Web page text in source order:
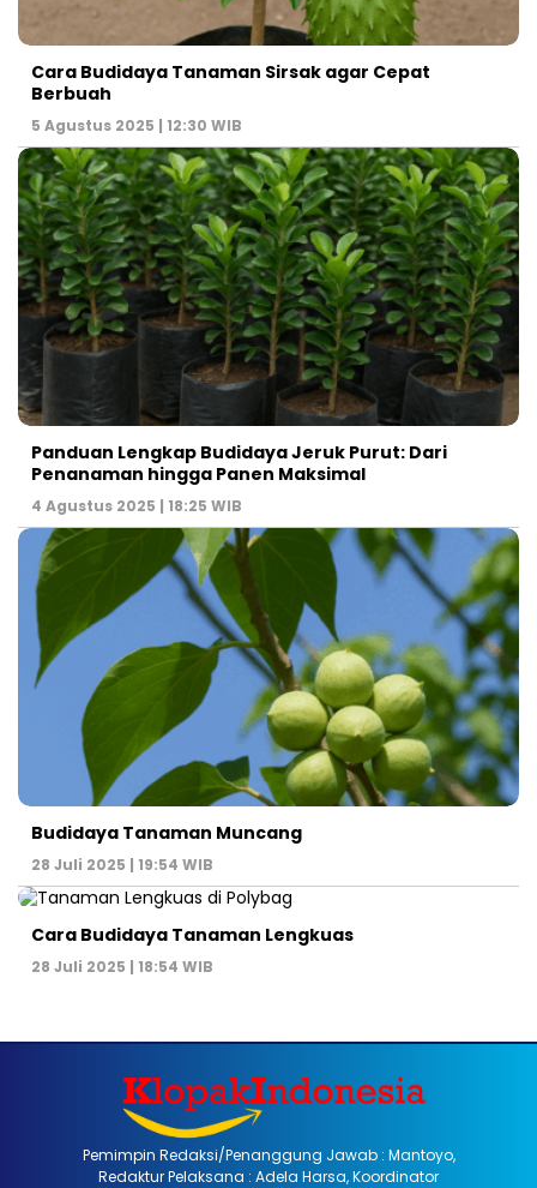
Cara Budidaya Tanaman Sirsak agar Cepat
Berbuah
5 Agustus 2025 | 12:30 WIB
Panduan Lengkap Budidaya Jeruk Purut: Dari
Penanaman hingga Panen Maksimal
4 Agustus 2025 | 18:25 WIB
Budidaya Tanaman Muncang
28 Juli 2025 | 19:54 WIB
Cara Budidaya Tanaman Lengkuas
28 Juli 2025 | 18:54 WIB
Pemimpin Redaksi/Penanggung Jawab : Mantoyo,
Redaktur Pelaksana : Adela Harsa, Koordinator